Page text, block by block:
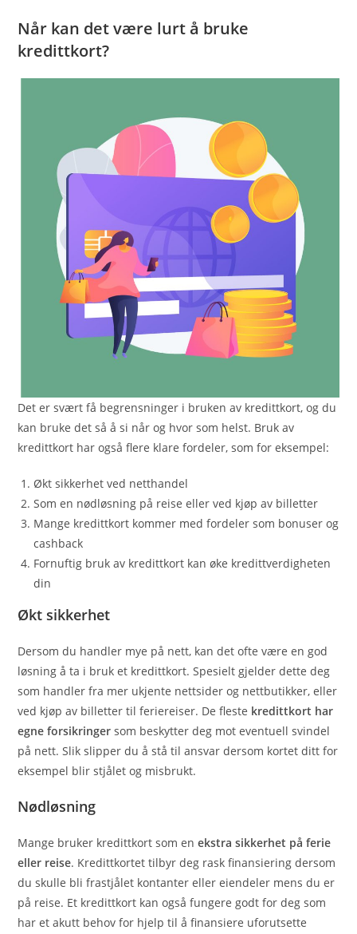
Når kan det være lurt å bruke
kredittkort?
Det er svært få begrensninger i bruken av kredittkort, og du
kan bruke det så å si når og hvor som helst. Bruk av
kredittkort har også flere klare fordeler, som for eksempel:
Økt sikkerhet ved netthandel
Som en nødløsning på reise eller ved kjøp av billetter
Mange kredittkort kommer med fordeler som bonuser og
cashback
Fornuftig bruk av kredittkort kan øke kredittverdigheten
din
Økt sikkerhet
Dersom du handler mye på nett, kan det ofte være en god
løsning å ta i bruk et kredittkort. Spesielt gjelder dette deg
som handler fra mer ukjente nettsider og nettbutikker, eller
ved kjøp av billetter til feriereiser. De fleste kredittkort har
egne forsikringer som beskytter deg mot eventuell svindel
på nett. Slik slipper du å stå til ansvar dersom kortet ditt for
eksempel blir stjålet og misbrukt.
Nødløsning
Mange bruker kredittkort som enekstra sikkerhet på ferie
eller reise. Kredittkortet tilbyr deg rask finansiering dersom
du skulle bli frastjålet kontanter eller eiendeler mens du er
på reise. Et kredittkort kan også fungere godt for deg som
har et akutt behov for hjelp til å finansiere uforutsette